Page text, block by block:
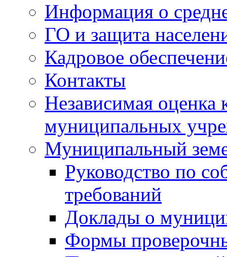
Информация о
ГО и защита
Кадровое
Контакты
Независимая оценка
муниципальных
Муниципальный
Руководство по
требований
Доклады о
Формы